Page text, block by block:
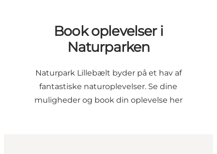
Book oplevelser i
Naturparken
Naturpark Lillebælt byder på et hav af
fantastiske naturoplevelser. Se dine
muligheder og book din oplevelse her